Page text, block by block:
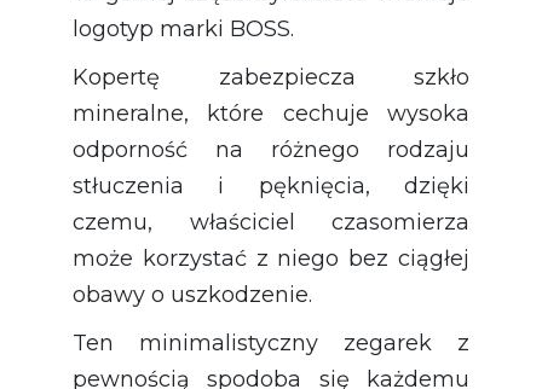
logotyp marki BOSS.
Kopertę zabezpiecza szkło
mineralne, które cechuje wysoka
odporność na różnego rodzaju
stłuczenia i pęknięcia, dzięki
czemu, właściciel czasomierza
może korzystać z niego bez ciągłej
obawy o uszkodzenie.
Ten minimalistyczny zegarek z
pewnością spodoba się każdemu